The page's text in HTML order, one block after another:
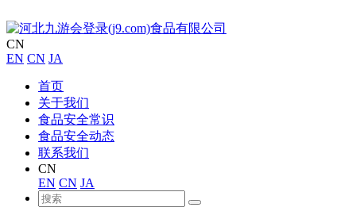
CN
EN CN JA
首页
关于我们
食品安全常识
食品安全动态
联系我们
CN
EN CN JA